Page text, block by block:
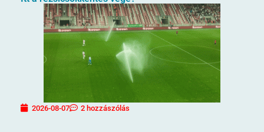
2026-08-07 2 hozzászólás